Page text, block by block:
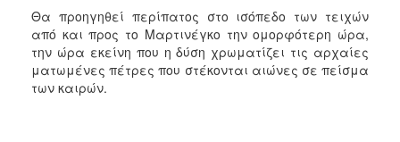
Θα προηγηθεί περίπατος στο ισόπεδο των τειχών
από και προς το Μαρτινέγκο την ομορφότερη ώρα,
την ώρα εκείνη που η δύση χρωματίζει τις αρχαίες
ματωμένες πέτρες που στέκονται αιώνες σε πείσμα
των καιρών.